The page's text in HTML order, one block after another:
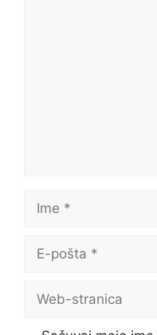
Ime
pošta
Web-